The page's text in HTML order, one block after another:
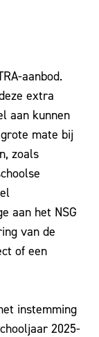
aanbod.
extra
aan kunnen
mate bij
zoals
aan het NSG
van de
of een
instemming
2025-